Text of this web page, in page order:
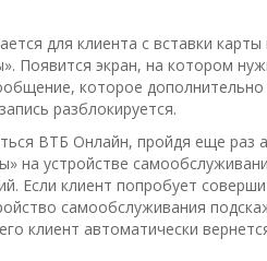
для клиента с вставки
Появится экран, на котором
которое
разблокируется.
ВТБ Онлайн, пройдя еще
на устройстве
Если клиент попробует
самообслуживания
клиент автоматически